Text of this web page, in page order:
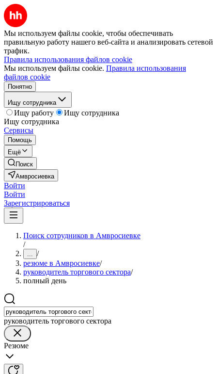
Мы используем файлы cookie, чтобы обеспечивать
правильную работу нашего веб-сайта и анализировать сетевой
трафик.
Правила использования файлов cookie
Мы используем файлы cookie. Правила использования
файлов cookie
Понятно
Ищу сотрудника
Ищу работу
Ищу сотрудника
Ищу сотрудника
Сервисы
Помощь
Ещё
Поиск
Амвросиевка
Войти
Войти
Зарегистрироваться
Поиск сотрудников в Амвросиевке
/
... /
резюме в Амвросиевке/
руководитель торгового сектора/
полный день
руководитель торгового сектора
Резюме